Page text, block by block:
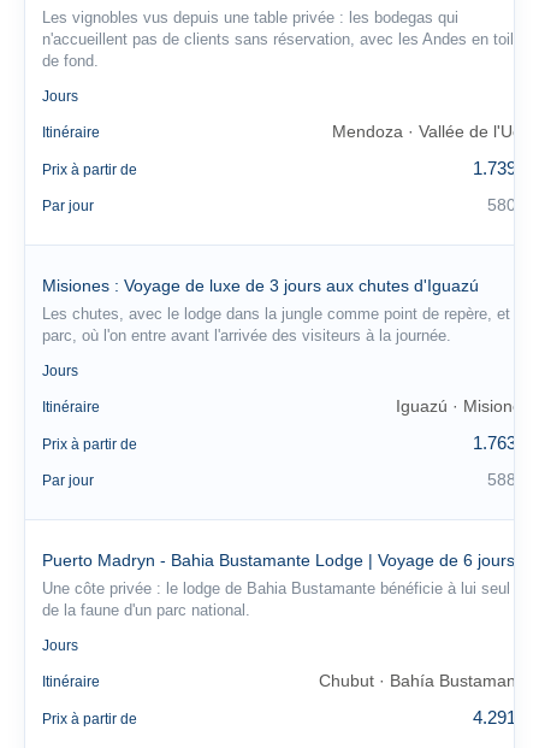
Les vignobles vus depuis une table privée : les bodegas qui
n'accueillent pas de clients sans réservation, avec les Andes en toile
de fond.
Jours
Itinéraire Mendoza · Vallée de l'Uco
Prix à partir de 1.739 €
Par jour 580 €
Misiones : Voyage de luxe de 3 jours aux chutes d'Iguazú
Les chutes, avec le lodge dans la jungle comme point de repère, et le
parc, où l'on entre avant l'arrivée des visiteurs à la journée.
Jours
Itinéraire Iguazú · Misiones
Prix à partir de 1.763 €
Par jour 588 €
Puerto Madryn - Bahia Bustamante Lodge | Voyage de 6 jours
Une côte privée : le lodge de Bahia Bustamante bénéficie à lui seul
de la faune d'un parc national.
Jours
Itinéraire Chubut · Bahía Bustamante
Prix à partir de 4.291 €